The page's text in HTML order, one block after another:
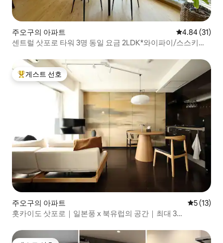
주오구의 아파트 평점 4.84점
4.84 (31)
센트럴 삿포로 타워 3명 동일 요금 2LDK*와이파이/스스키노
상위 게스트 선호
게스트 선호
주오구의 아파트 평점 5점
5 (13)
홋카이도 삿포로｜일본풍 x 북유럽의 공간｜최대 3